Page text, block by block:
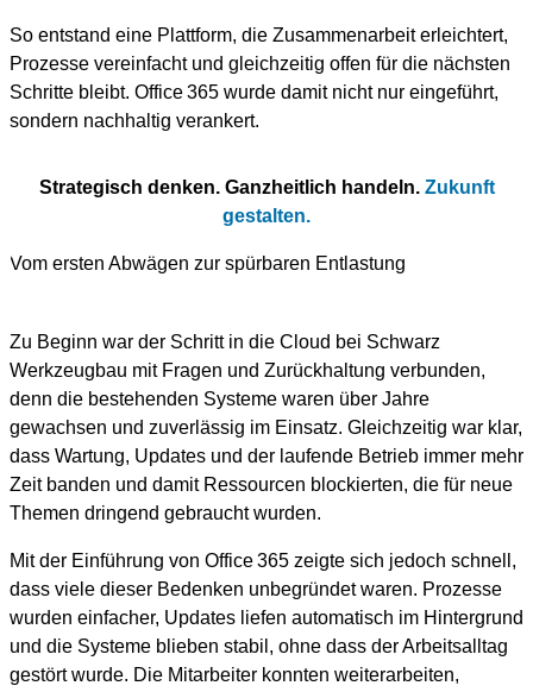
So entstand eine Plattform, die Zusammenarbeit erleichtert,
Prozesse vereinfacht und gleichzeitig offen für die nächsten
Schritte bleibt. Office 365 wurde damit nicht nur eingeführt,
sondern nachhaltig verankert.
Strategisch denken. Ganzheitlich handeln. Zukunft
gestalten.
Vom ersten Abwägen zur spürbaren Entlastung
Zu Beginn war der Schritt in die Cloud bei Schwarz
Werkzeugbau mit Fragen und Zurückhaltung verbunden,
denn die bestehenden Systeme waren über Jahre
gewachsen und zuverlässig im Einsatz. Gleichzeitig war klar,
dass Wartung, Updates und der laufende Betrieb immer mehr
Zeit banden und damit Ressourcen blockierten, die für neue
Themen dringend gebraucht wurden.
Mit der Einführung von Office 365 zeigte sich jedoch schnell,
dass viele dieser Bedenken unbegründet waren. Prozesse
wurden einfacher, Updates liefen automatisch im Hintergrund
und die Systeme blieben stabil, ohne dass der Arbeitsalltag
gestört wurde. Die Mitarbeiter konnten weiterarbeiten,